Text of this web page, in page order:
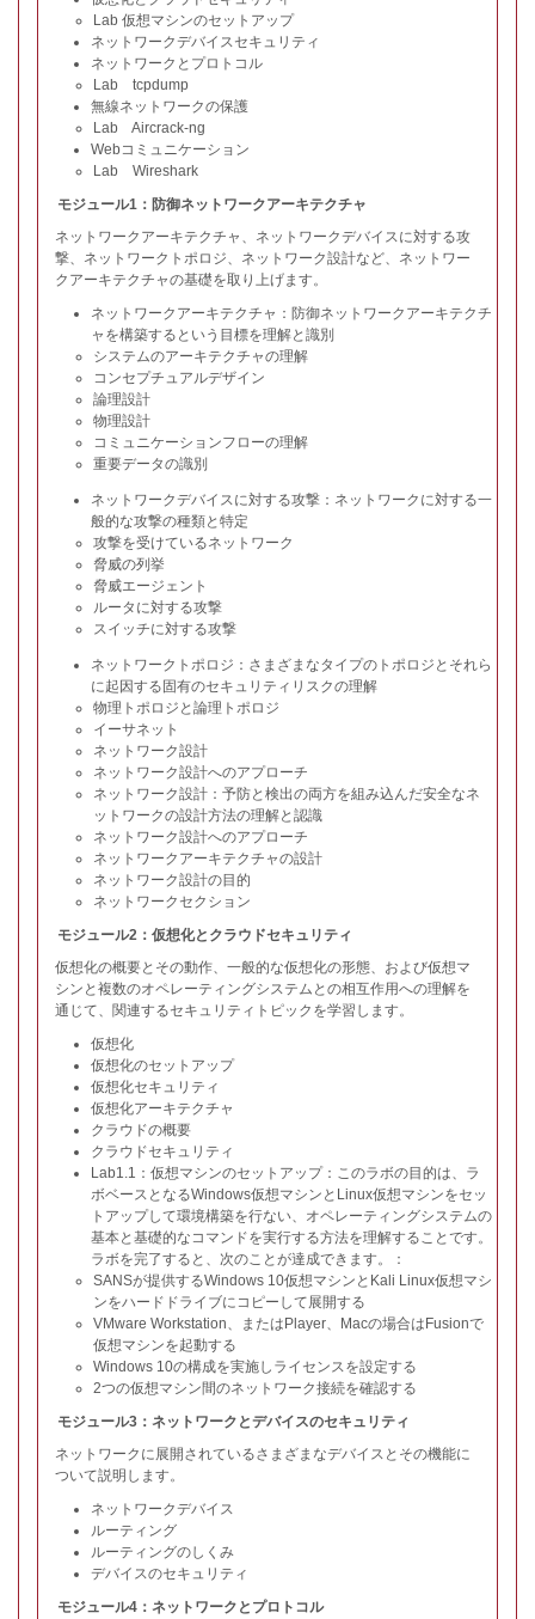
Lab 仮想マシンのセットアップ
ネットワークデバイスセキュリティ
ネットワークとプロトコル
Lab tcpdump
無線ネットワークの保護
Lab Aircrack-ng
Webコミュニケーション
Lab Wireshark
モジュール1：防御ネットワークアーキテクチャ
ネットワークアーキテクチャ、ネットワークデバイスに対する攻
撃、ネットワークトポロジ、ネットワーク設計など、ネットワー
クアーキテクチャの基礎を取り上げます。
ネットワークアーキテクチャ：防御ネットワークアーキテクチ
ャを構築するという目標を理解と識別
システムのアーキテクチャの理解
コンセプチュアルデザイン
論理設計
物理設計
コミュニケーションフローの理解
重要データの識別
ネットワークデバイスに対する攻撃：ネットワークに対する一
般的な攻撃の種類と特定
攻撃を受けているネットワーク
脅威の列挙
脅威エージェント
ルータに対する攻撃
スイッチに対する攻撃
ネットワークトポロジ：さまざまなタイプのトポロジとそれら
に起因する固有のセキュリティリスクの理解
物理トポロジと論理トポロジ
イーサネット
ネットワーク設計
ネットワーク設計へのアプローチ
ネットワーク設計：予防と検出の両方を組み込んだ安全なネ
ットワークの設計方法の理解と認識
ネットワーク設計へのアプローチ
ネットワークアーキテクチャの設計
ネットワーク設計の目的
ネットワークセクション
モジュール2：仮想化とクラウドセキュリティ
仮想化の概要とその動作、一般的な仮想化の形態、および仮想マ
シンと複数のオペレーティングシステムとの相互作用への理解を
通じて、関連するセキュリティトピックを学習します。
仮想化
仮想化のセットアップ
仮想化セキュリティ
仮想化アーキテクチャ
クラウドの概要
クラウドセキュリティ
Lab1.1：仮想マシンのセットアップ：このラボの目的は、ラ
ボベースとなるWindows仮想マシンとLinux仮想マシンをセッ
トアップして環境構築を行ない、オペレーティングシステムの
基本と基礎的なコマンドを実行する方法を理解することです。
ラボを完了すると、次のことが達成できます。：
SANSが提供するWindows 10仮想マシンとKali Linux仮想マシ
ンをハードドライブにコピーして展開する
VMware Workstation、またはPlayer、Macの場合はFusionで
仮想マシンを起動する
Windows 10の構成を実施しライセンスを設定する
2つの仮想マシン間のネットワーク接続を確認する
モジュール3：ネットワークとデバイスのセキュリティ
ネットワークに展開されているさまざまなデバイスとその機能に
ついて説明します。
ネットワークデバイス
ルーティング
ルーティングのしくみ
デバイスのセキュリティ
モジュール4：ネットワークとプロトコル